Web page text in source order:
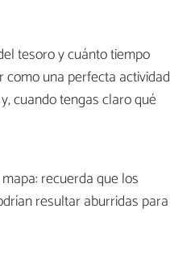
tesoro y cuánto tiempo
como una perfecta actividad
y, cuando tengas claro qué
recuerda que los
resultar aburridas para